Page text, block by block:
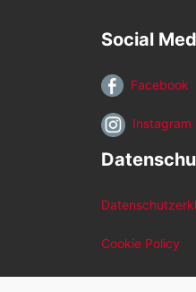
Social
Facebook
Instagram
Cookie Policy